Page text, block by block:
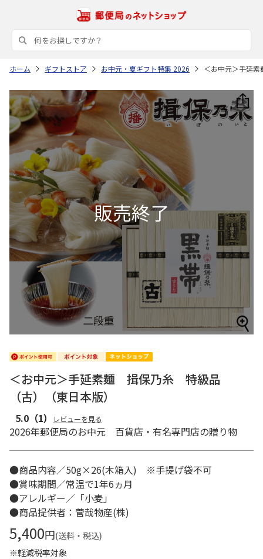
ホーム ギフトストア お中元・夏ギフト特集 2026 ＜お中元＞手延
＜お中元＞手延素麺 揖保乃糸 特級品
（古）（東日本版）
5.0 （1） レビューを見る
2026年郵便局のお中元 百貨店・有名専門店の贈り物
●商品内容／50g×26(木箱入) ※手提げ袋不可
●賞味期間／常温で1年6ヵ月
●アレルギー／「小麦」
●商品提供者：菅哉物産(株)
5,400円(送料・税込)
※軽減税率対象